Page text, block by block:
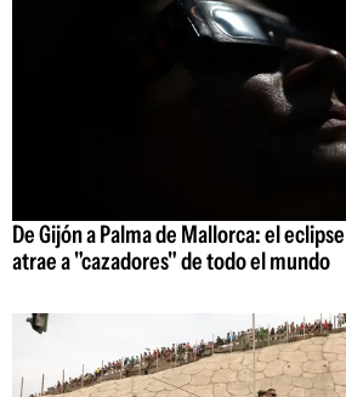
De Gijón a Palma de Mallorca: el
atrae a "cazadores" de todo el mundo